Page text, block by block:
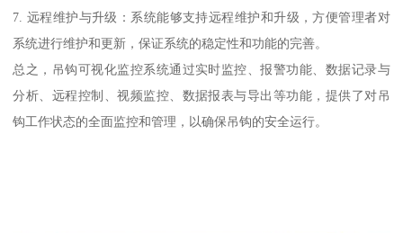
7. 远程维护与升级：系统能够支持远程维护和升级，方便管理者对
系统进行维护和更新，保证系统的稳定性和功能的完善。
总之，吊钩可视化监控系统通过实时监控、报警功能、数据记录与
分析、远程控制、视频监控、数据报表与导出等功能，提供了对吊
钩工作状态的全面监控和管理，以确保吊钩的安全运行。